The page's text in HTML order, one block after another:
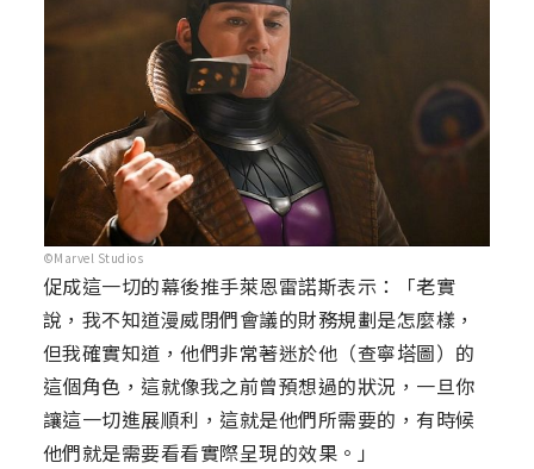
©Marvel Studios
促成這一切的幕後推手萊恩雷諾斯表示：「老實
說，我不知道漫威閉們會議的財務規劃是怎麼樣，
但我確實知道，他們非常著迷於他（查寧塔圖）的
這個角色，這就像我之前曾預想過的狀況，一旦你
讓這一切進展順利，這就是他們所需要的，有時候
他們就是需要看看實際呈現的效果。」